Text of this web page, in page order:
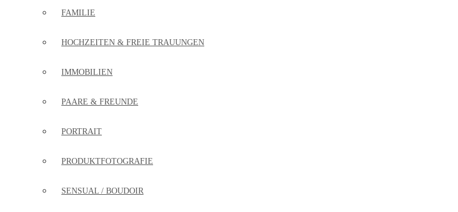
FAMILIE
HOCHZEITEN & FREIE TRAUUNGEN
IMMOBILIEN
PAARE & FREUNDE
PORTRAIT
PRODUKTFOTOGRAFIE
SENSUAL / BOUDOIR